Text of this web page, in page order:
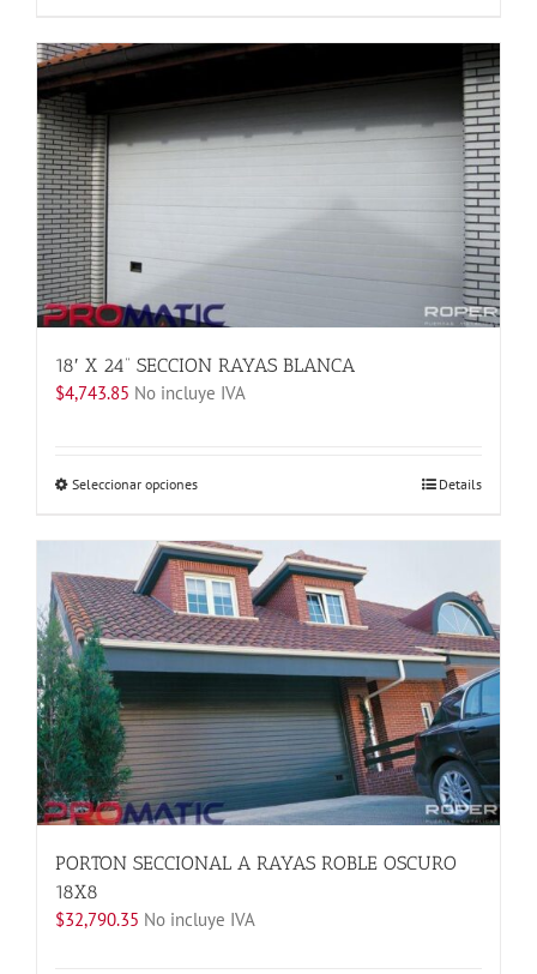
tiene
múltiples
variantes.
Las
opciones
página
de
producto
18′ X 24” SECCION RAYAS BLANCA
$4,743.85 No incluye IVA
Seleccionar opcionesEste
tiene
múltiples
variantes.
Las
opciones
se
elegir
en
la
página
de
producto
Details
PORTON SECCIONAL A RAYAS ROBLE OSCURO
18X8
$32,790.35 No incluye IVA